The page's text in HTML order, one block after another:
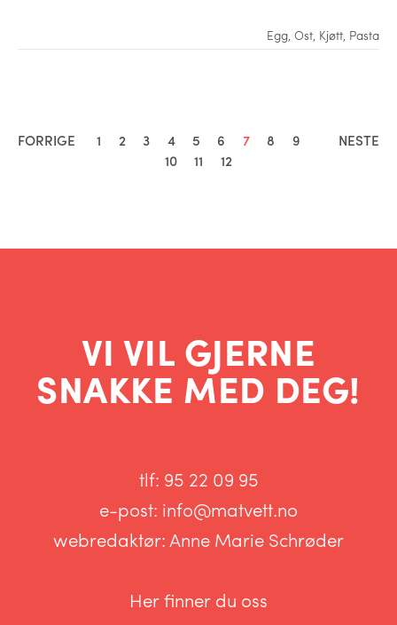
Egg Ost Kjøtt Pasta
FORRIGE 1 2 3 4 5 6 7 8
9
10
11 12
NESTE
VI VIL GJERNE
SNAKKE MED DEG!
tlf: 95 22 09 95
e-post: info@matvett.no
webredaktør:Anne Marie Schrøder
Her finner du oss